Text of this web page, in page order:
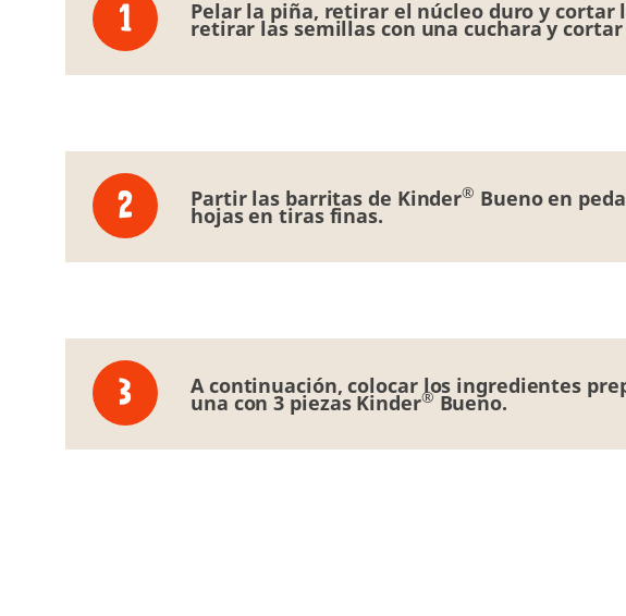
Pelar la piña, retirar el núcleo duro y cortar
retirar las semillas con una cuchara y
Partir las barritas de Kinder® Bueno en
hojas en tiras finas.
A continuación, colocar los ingredientes
una con 3 piezas Kinder® Bueno.